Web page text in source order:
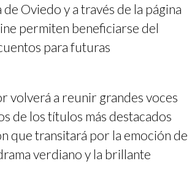
Oviedo y a través de la página
permiten beneficiarse del
para futuras
volverá a reunir grandes voces
de los títulos más destacados
que transitará por la emoción de
verdiano y la brillante